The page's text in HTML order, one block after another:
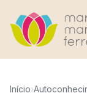
Início›